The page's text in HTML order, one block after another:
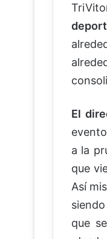
El
a la
que
Así
que